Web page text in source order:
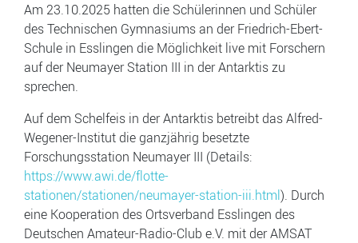
Am 23.10.2025 hatten die Schülerinnen und Schüler
des Technischen Gymnasiums an der Friedrich-Ebert-
Schule in Esslingen die Möglichkeit live mit Forschern
auf der Neumayer Station III in der Antarktis zu
sprechen.
Auf dem Schelfeis in der Antarktis betreibt das Alfred-
Wegener-Institut die ganzjährig besetzte
Forschungsstation Neumayer III (Details:
https://www.awi.de/flotte-
stationen/stationen/neumayer-station-iii.html). Durch
eine Kooperation des Ortsverband Esslingen des
Deutschen Amateur-Radio-Club e.V. mit der AMSAT